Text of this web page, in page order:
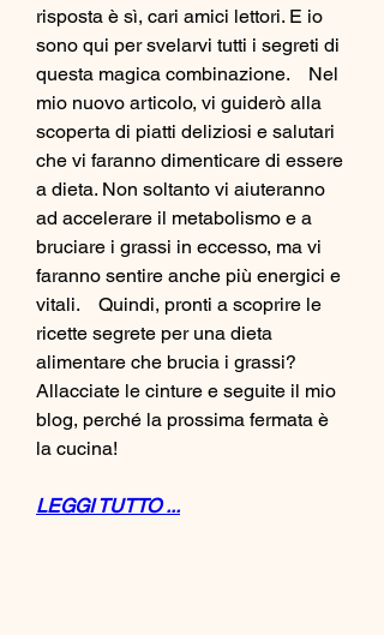
risposta è sì, cari amici lettori. E io
sono qui per svelarvi tutti i segreti di
questa magica combinazione.    Nel
mio nuovo articolo, vi guiderò alla
scoperta di piatti deliziosi e salutari
che vi faranno dimenticare di essere
a dieta. Non soltanto vi aiuteranno
ad accelerare il metabolismo e a
bruciare i grassi in eccesso, ma vi
faranno sentire anche più energici e
vitali.    Quindi, pronti a scoprire le
ricette segrete per una dieta
alimentare che brucia i grassi?
Allacciate le cinture e seguite il mio
blog, perché la prossima fermata è
la cucina!
LEGGI TUTTO ...